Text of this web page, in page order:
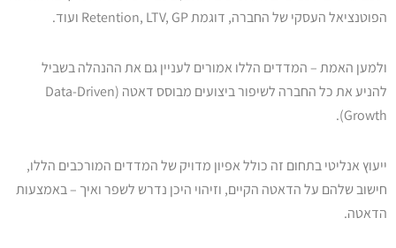
הפוטנציאל העסקי של החברה, דוגמת Retention, LTV, GP ועוד.
ולמען האמת – המדדים הללו אמורים לעניין גם את ההנהלה בשביל
להניע את כל החברה לשיפור ביצועים מבוסס דאטה (Data-Driven
Growth).
ייעוץ אנליטי בתחום זה כולל אפיון מדויק של המדדים המורכבים הללו,
חישוב שלהם על הדאטה הקיים, וזיהוי היכן נדרש לשפר ואיך – באמצעות
הדאטה.